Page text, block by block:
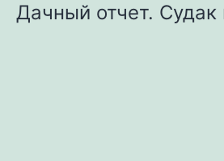
Дачный отчет. Судак